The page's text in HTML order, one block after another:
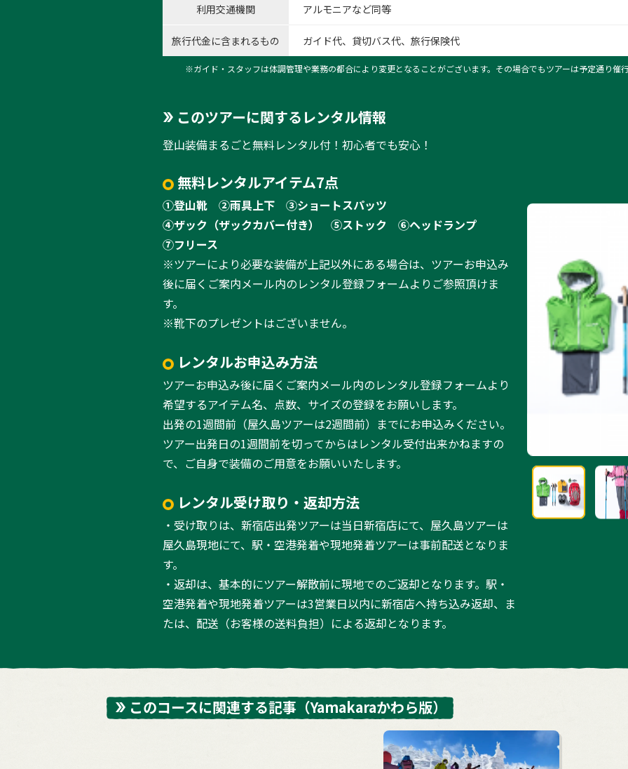
利用交通機関 アルモニアなど同等
旅行代金に含まれるもの ガイド代、貸切バス代、旅行保険代
※ガイド・スタッフは体調管理や業務の都合により変更となることがございます。その場合でもツアーは予定通り催行
このツアーに関するレンタル情報
登山装備まるごと無料レンタル付！初心者でも安心！
無料レンタルアイテム7点
①登山靴 ②雨具上下
③ショートスパッツ
④ザック（ザックカバー付き）
⑤ストック
⑥ヘッドランプ
⑦フリース
※ツアーにより必要な装備が上記以外にある場合は、ツアーお申込み
後に届くご案内メール内のレンタル登録フォームよりご参照頂けま
す。
※靴下のプレゼントはございません。
レンタルお申込み方法
ツアーお申込み後に届くご案内メール内のレンタル登録フォームより
希望するアイテム名、点数、サイズの登録をお願いします。
出発の1週間前（屋久島ツアーは2週間前）までにお申込みください。
ツアー出発日の1週間前を切ってからはレンタル受付出来かねますの
で、ご自身で装備のご用意をお願いいたします。
レンタル受け取り・返却方法
・受け取りは、新宿店出発ツアーは当日新宿店にて、屋久島ツアーは
屋久島現地にて、駅・空港発着や現地発着ツアーは事前配送となりま
す。
・返却は、基本的にツアー解散前に現地でのご返却となります。駅・
空港発着や現地発着ツアーは3営業日以内に新宿店へ持ち込み返却、ま
たは、配送（お客様の送料負担）による返却となります。
このコースに関連する記事 （Yamakaraかわら版）